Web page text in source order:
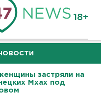
18+
застряли на
Мхах под